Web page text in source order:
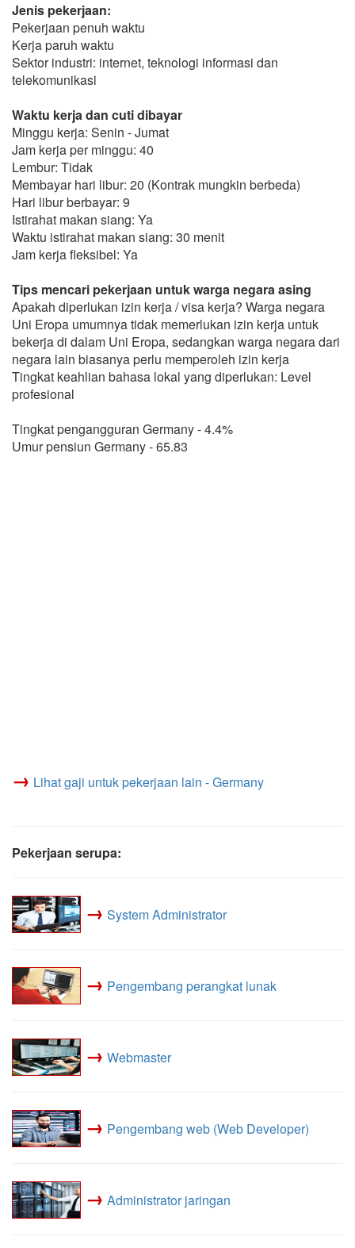
Jenis pekerjaan:
Pekerjaan penuh waktu
Kerja paruh waktu
Sektor industri: internet, teknologi informasi dan
telekomunikasi
Waktu kerja dan cuti dibayar
Minggu kerja: Senin - Jumat
Jam kerja per minggu: 40
Lembur: Tidak
Membayar hari libur: 20 (Kontrak mungkin berbeda)
Hari libur berbayar: 9
Istirahat makan siang: Ya
Waktu istirahat makan siang: 30 menit
Jam kerja fleksibel: Ya
Tips mencari pekerjaan untuk warga negara asing
Apakah diperlukan izin kerja / visa kerja? Warga negara
Uni Eropa umumnya tidak memerlukan izin kerja untuk
bekerja di dalam Uni Eropa, sedangkan warga negara dari
negara lain biasanya perlu memperoleh izin kerja
Tingkat keahlian bahasa lokal yang diperlukan: Level
profesional
Tingkat pengangguran Germany - 4.4%
Umur pensiun Germany - 65.83
→ Lihat gaji untuk pekerjaan lain - Germany
Pekerjaan serupa:
→ System Administrator
→ Pengembang perangkat lunak
→ Webmaster
→ Pengembang web (Web Developer)
→ Administrator jaringan